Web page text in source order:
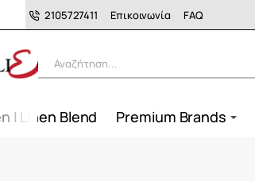
2105727411 Επικοινωνία FAQ
Αναζήτηση...
| Linen Blend Premium Brands